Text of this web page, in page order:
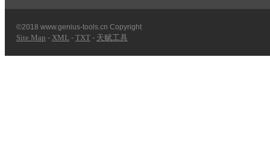
©2018 www.genius-tools.cn Copyright
Site Map - XML - TXT - 天赋工具